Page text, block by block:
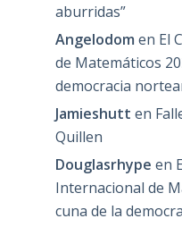
aburridas”
Angelodom en El
de Matemáticos
democracia
Jamieshutt en
Quillen
Douglasrhype en
Internacional de
cuna de la